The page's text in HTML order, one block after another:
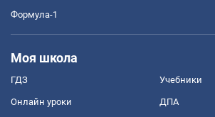
Формула-1
Моя школа
ГДЗ Учебники
Онлайн уроки ДПА